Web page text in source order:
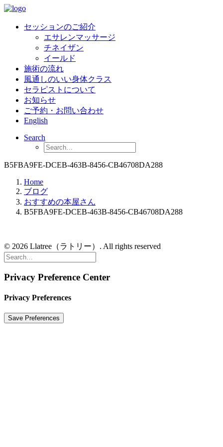
セッションのご紹介
エサレンマッサージ
チネイザン
イールド
施術の流れ
風通しのいい身体クラス
セラピストについて
お知らせ
ご予約・お問い合わせ
English
Search
B5FBA9FE-DCEB-463B-8456-CB46708DA288
Home
ブログ
おすすめの本屋さん
B5FBA9FE-DCEB-463B-8456-CB46708DA288
© 2026 Llatree（ラトリー）. All rights reserved
Privacy Preference Center
Privacy Preferences